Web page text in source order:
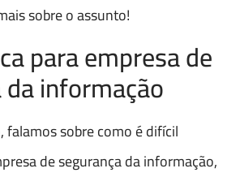
sobre o assunto!
para empresa de
informação
falamos sobre como é difícil
de segurança da informação,